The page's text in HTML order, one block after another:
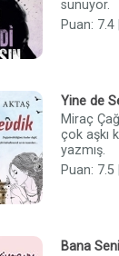
sunuyor.
Puan:
Yine de
Miraç
çok aşkı
yazmış.
Puan:
Bana